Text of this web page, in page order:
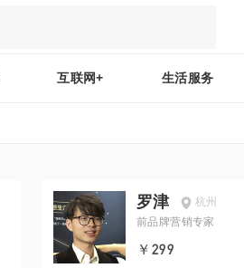
互联网+ 生活服务
罗津
杭州
前品牌营销专家
￥299